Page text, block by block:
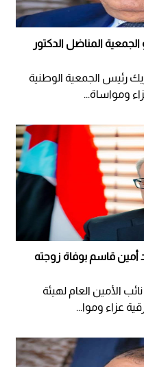
المناضل الدكتور
رئيس الجمعية الوطنية
ومواساة...
أمين قاسم بوفاة زوجته
الأمين العام لهيئة
عزاء وموا...